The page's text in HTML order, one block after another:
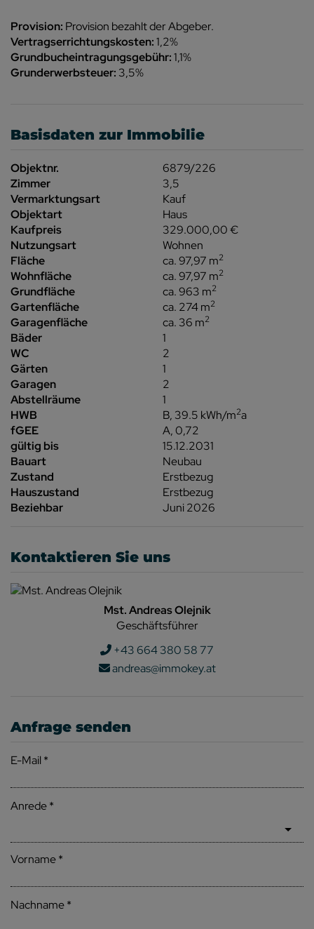
Provision: Provision bezahlt der Abgeber.
Vertragserrichtungskosten:1,2%
Grundbucheintragungsgebühr:1,1%
Grunderwerbsteuer: 3,5%
Basisdaten zur Immobilie
Objektnr.
6879/226
Zimmer
3,5
Vermarktungsart
Kauf
Objektart
Haus
Kaufpreis
329.000,00 €
Nutzungsart
Wohnen
Fläche
ca. 97,97 m2
Wohnfläche ca. 97,97 m2
Grundfläche ca. 963 m2
Gartenfläche ca. 274 m2
Garagenfläche ca. 36 m2
Bäder
1
WC
2
Gärten
1
Garagen
2
Abstellräume
1
HWB
B, 39.5 kWh/m2a
fGEE
A, 0,72
gültig bis
15.12.2031
Bauart
Neubau
Zustand
Erstbezug
Hauszustand
Erstbezug
Beziehbar
Juni 2026
Kontaktieren Sie uns
Mst. Andreas Olejnik
Geschäftsführer
+43 664 380 58 77
andreas@immokey.at
Anfrage senden
E-Mail
Anrede
Vorname
Nachname